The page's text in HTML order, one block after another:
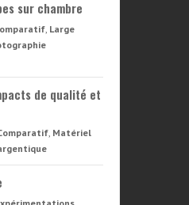
sur chambre
, Large
de qualité et
, Matériel